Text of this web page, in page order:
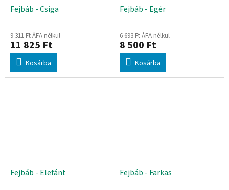
Fejbáb - Csiga
9 311 Ft ÁFA nélkül
11 825 Ft
Kosárba
Fejbáb - Egér
6 693 Ft ÁFA nélkül
8 500 Ft
Kosárba
Fejbáb - Elefánt Fejbáb - Farkas